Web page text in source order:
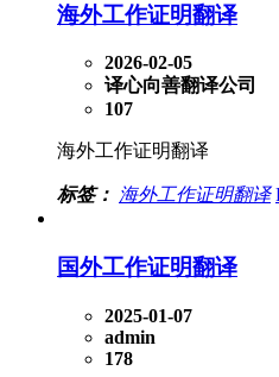
海外工作证明翻译
2026-02-05
译心向善翻译公司
107
海外工作证明翻译
标签： 海外工作证明翻译
国外工作证明翻译
2025-01-07
admin
178